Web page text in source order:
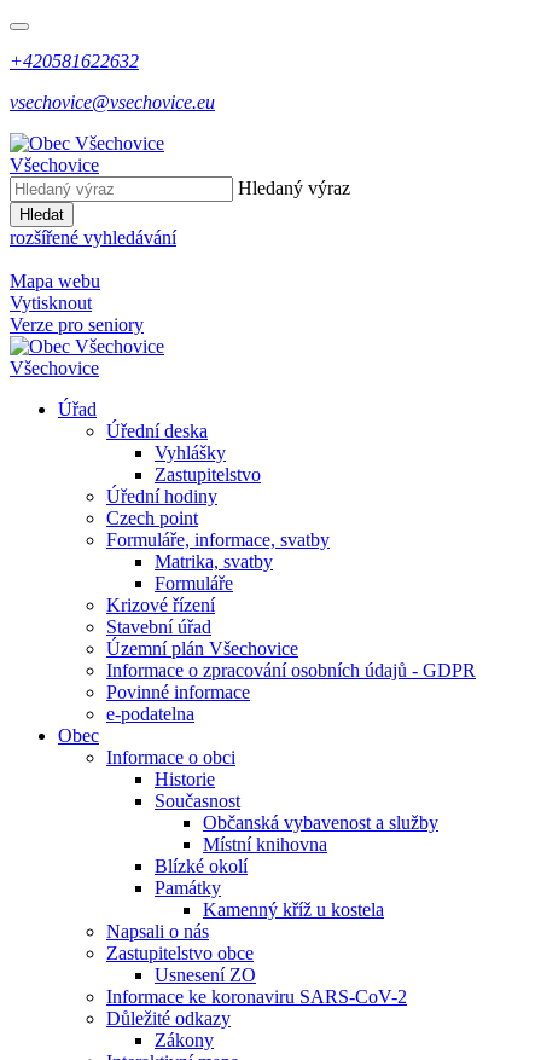
+420581622632
vsechovice@vsechovice.eu
Všechovice
Hledaný výraz
Hledat
rozšířené vyhledávání
Mapa webu
Vytisknout
Verze pro seniory
Všechovice
Úřad
Úřední deska
Vyhlášky
Zastupitelstvo
Úřední hodiny
Czech point
Formuláře, informace, svatby
Matrika, svatby
Formuláře
Krizové řízení
Stavební úřad
Územní plán Všechovice
Informace o zpracování osobních údajů - GDPR
Povinné informace
e-podatelna
Obec
Informace o obci
Historie
Současnost
Občanská vybavenost a služby
Místní knihovna
Blízké okolí
Památky
Kamenný kříž u kostela
Napsali o nás
Zastupitelstvo obce
Usnesení ZO
Informace ke koronaviru SARS-CoV-2
Důležité odkazy
Zákony